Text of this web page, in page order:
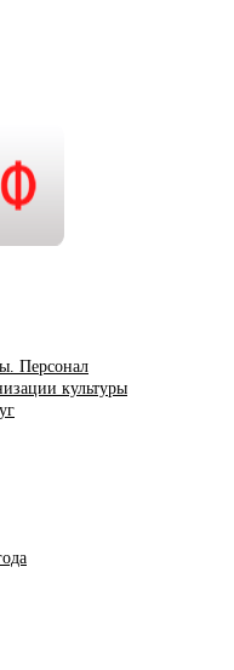
Персонал
культуры